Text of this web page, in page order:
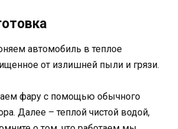
автомобиль в теплое
от излишней пыли и грязи.
фару с помощью обычного
Далее – теплой чистой водой,